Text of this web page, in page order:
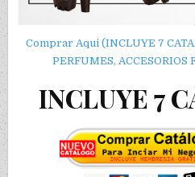
Comprar Aqui (INCLUYE 7
PERFUMES, ACCESORIOS
INCLUYE 7